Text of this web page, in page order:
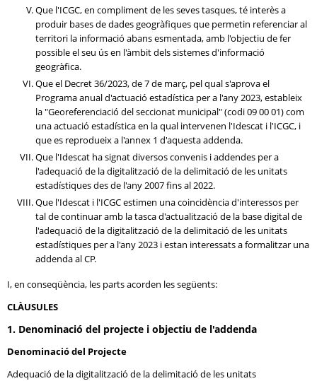
Que l'ICGC, en compliment de les seves tasques, té interès a
produir bases de dades geogràfiques que permetin referenciar al
territori la informació abans esmentada, amb l'objectiu de fer
possible el seu ús en l'àmbit dels sistemes d'informació
geogràfica.
Que el Decret 36/2023, de 7 de març, pel qual s'aprova el
Programa anual d'actuació estadística per a l'any 2023, estableix
la "Georeferenciació del seccionat municipal" (codi 09 00 01) com
una actuació estadística en la qual intervenen l'Idescat i l'ICGC, i
que es reprodueix a l'annex 1 d'aquesta addenda.
Que l'Idescat ha signat diversos convenis i addendes per a
l'adequació de la digitalització de la delimitació de les unitats
estadístiques des de l'any 2007 fins al 2022.
Que l'Idescat i l'ICGC estimen una coincidència d'interessos per
tal de continuar amb la tasca d'actualització de la base digital de
l'adequació de la digitalització de la delimitació de les unitats
estadístiques per a l'any 2023 i estan interessats a formalitzar una
addenda al CP.
I, en conseqüència, les parts acorden les següents:
CLÀUSULES
1. Denominació del projecte i objectiu de l'addenda
Denominació del Projecte
Adequació de la digitalització de la delimitació de les unitats